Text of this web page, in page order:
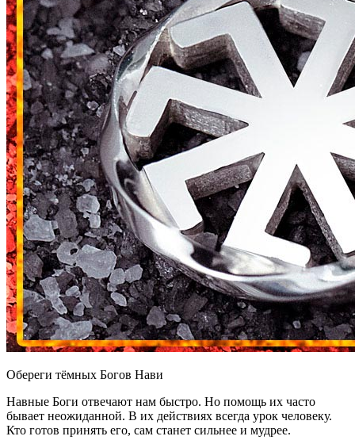
Обереги тёмных Богов Нави
Навные Боги отвечают нам быстро. Но помощь их часто
бывает неожиданной. В их действиях всегда урок человеку.
Кто готов принять его, сам станет сильнее и мудрее.